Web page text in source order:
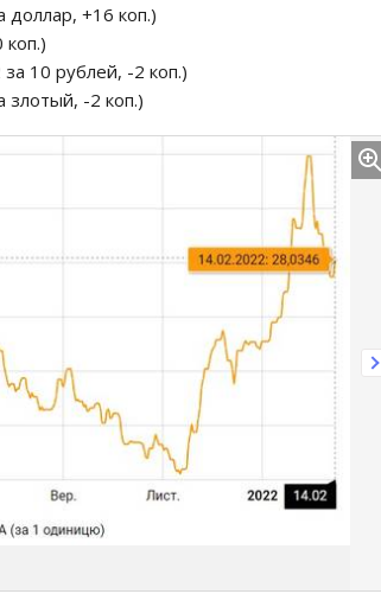
+16 коп.)
10 рублей, -2 коп.)
злотый, -2 коп.)